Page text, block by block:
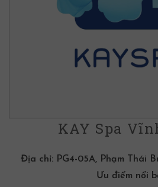
KAY Spa
Địa chỉ:PG4-05A, Phạm Thái
Ưu điểm nổi